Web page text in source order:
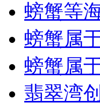
螃蟹等
螃蟹属
螃蟹属
翡翠湾